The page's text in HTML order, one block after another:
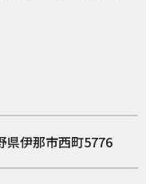
県伊那市西町5776